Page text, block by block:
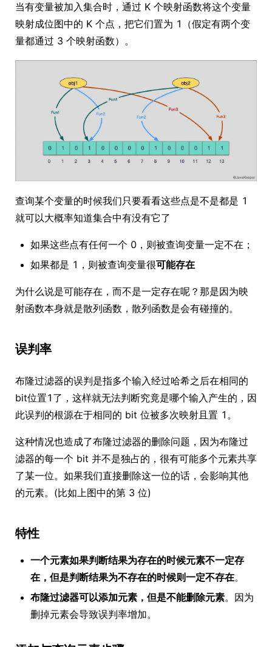
当有变量被加入集合时，通过 K 个映射函数将这个变量
映射成位图中的 K 个点，把它们置为 1（假定有两个变
量都通过 3 个映射函数）。
查询某个变量的时候我们只要看看这些点是不是都是 1
就可以大概率知道集合中有没有它了
如果这些点有任何一个 0，则被查询变量一定不在；
如果都是 1，则被查询变量很可能存在
为什么说是可能存在，而不是一定存在呢？那是因为映
射函数本身就是散列函数，散列函数是会有碰撞的。
误判率
布隆过滤器的误判是指多个输入经过哈希之后在相同的
bit位置1了，这样就无法判断究竟是哪个输入产生的，因
此误判的根源在于相同的 bit 位被多次映射且置 1。
这种情况也造成了布隆过滤器的删除问题，因为布隆过
滤器的每一个 bit 并不是独占的，很有可能多个元素共享
了某一位。如果我们直接删除这一位的话，会影响其他
的元素。(比如上图中的第 3 位)
特性
一个元素如果判断结果为存在的时候元素不一定存
在，但是判断结果为不存在的时候则一定不存在。
布隆过滤器可以添加元素，但是不能删除元素。因为
删掉元素会导致误判率增加。